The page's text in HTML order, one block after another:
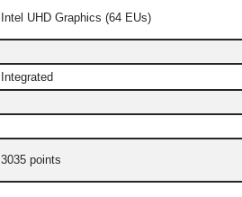
Intel UHD Graphics (64 EUs)
Integrated
3035 points